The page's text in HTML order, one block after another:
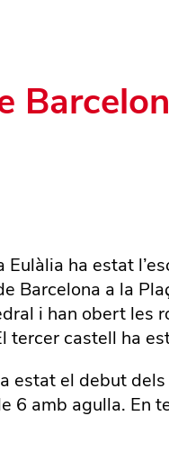
Eulàlia ha estat
Barcelona a la
i han obert les
tercer castell ha
estat el debut
6 amb agulla. En